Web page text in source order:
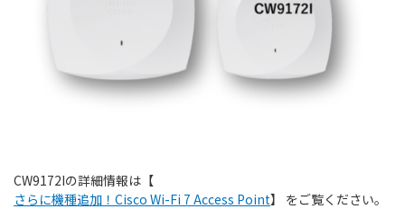
CW9172Iの詳細情報は【
さらに機種追加！ Cisco Wi-Fi 7 Access Point】 をご覧ください。